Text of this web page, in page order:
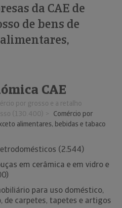
da CAE de
de bens de
CAE
por grosso e a retalho
(130.400)
Comércio por
alimentares, bebidas e tabaco
(2.544)
em cerâmica e em vidro e
para uso doméstico,
de carpetes, tapetes e artigos